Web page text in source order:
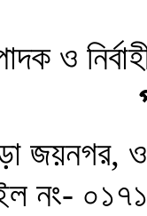
ও
জয়নগর,
নং-